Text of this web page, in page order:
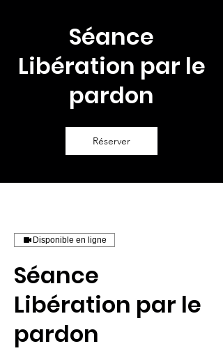
Séance
Libération par le
pardon
Réserver
Disponible en ligne
Séance
Libération par le
pardon